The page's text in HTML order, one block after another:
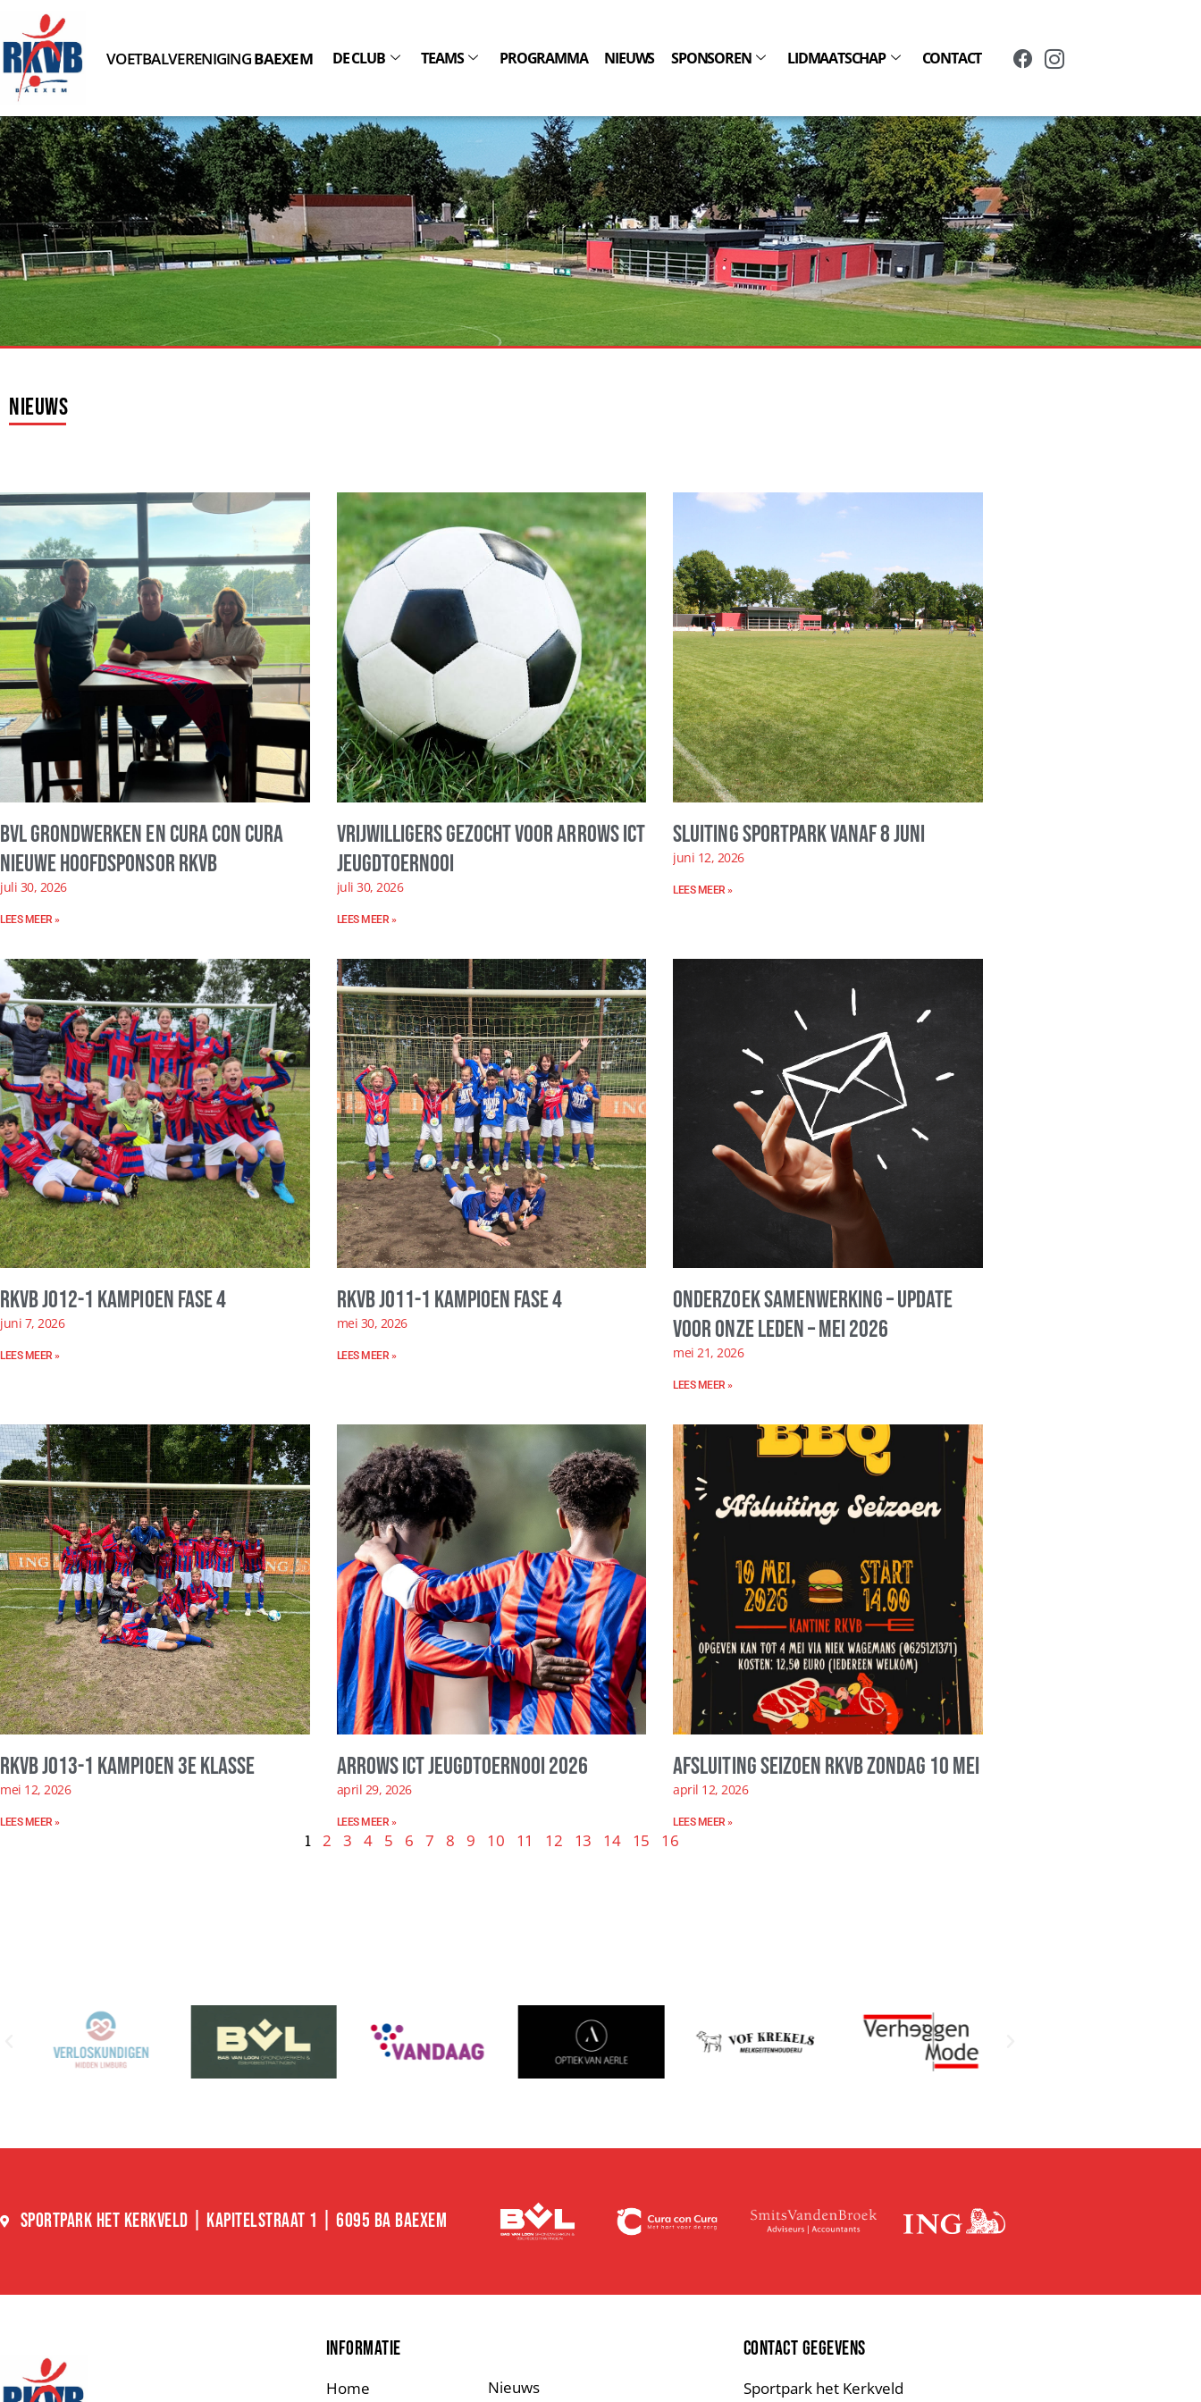
VOETBALVERENIGINGBAEXEM DE CLUB TEAMS PROGRAMMA NIEUWS SPONSOREN LIDMAATSCHAP CONTACT
Nieuws
BVL Grondwerken en Cura con Cura
nieuwe hoofdsponsor RKVB
juli 30, 2026
LEES MEER »
Vrijwilligers gezocht voor Arrows ICT
Jeugdtoernooi
juli 30, 2026
LEES MEER »
Sluiting sportpark vanaf 8 juni
juni 12, 2026
LEES MEER »
RKVB JO12-1 kampioen fase 4
juni 7, 2026
LEES MEER »
RKVB JO11-1 kampioen fase 4
mei 30, 2026
LEES MEER »
Onderzoek samenwerking – update
voor onze leden – mei 2026
mei 21, 2026
LEES MEER »
RKVB JO13-1 kampioen 3e klasse
mei 12, 2026
LEES MEER »
Arrows ICT Jeugdtoernooi 2026
april 29, 2026
LEES MEER »
Afsluiting seizoen RKVB zondag 10 mei
april 12, 2026
LEES MEER »
1 2 3 4 5 6 7 8 9 10 11 12 13 14 15 16
SPORTPARK HET KERKVELD | KAPITELSTRAAT 1 | 6095 BA BAEXEM
INFORMATIE
Home
Nieuws
CONTACT GEGEVENS
Sportpark het Kerkveld